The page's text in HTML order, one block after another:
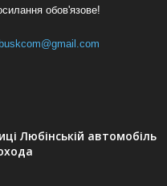
обов'язове!
Любінській автомобіль